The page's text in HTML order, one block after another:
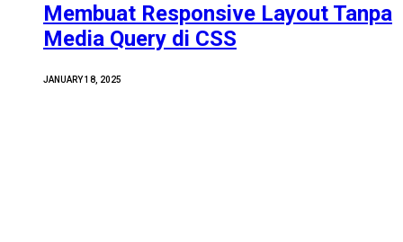
Membuat Responsive Layout Tanpa
Media Query di CSS
JANUARY 18, 2025